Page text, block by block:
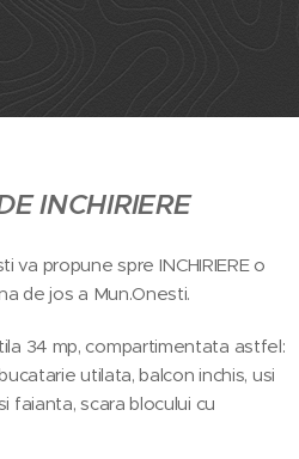
INCHIRIERE
propune spre INCHIRIERE o
de jos a Mun.Onesti.
34 mp, compartimentata astfel:
utilata, balcon inchis, usi
faianta, scara blocului cu